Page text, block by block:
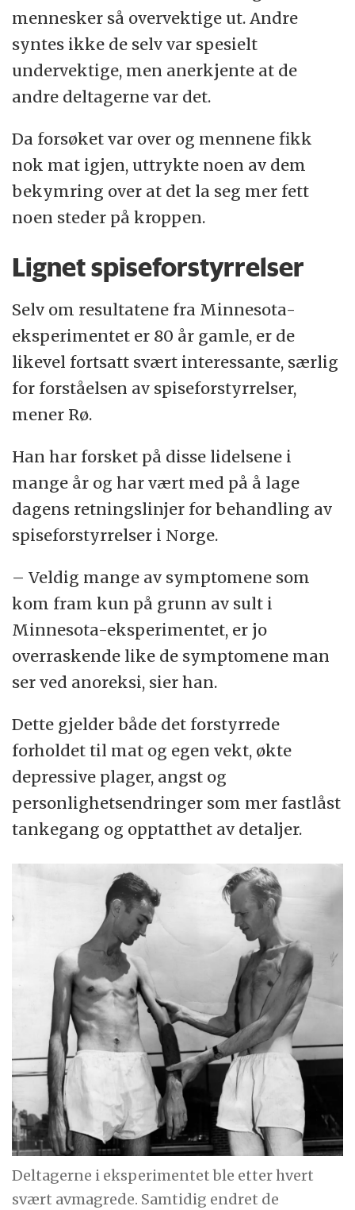
mennesker så overvektige ut. Andre
syntes ikke de selv var spesielt
undervektige, men anerkjente at de
andre deltagerne var det.
Da forsøket var over og mennene fikk
nok mat igjen, uttrykte noen av dem
bekymring over at det la seg mer fett
noen steder på kroppen.
Lignet spiseforstyrrelser
Selv om resultatene fra Minnesota-
eksperimentet er 80 år gamle, er de
likevel fortsatt svært interessante, særlig
for forståelsen av spiseforstyrrelser,
mener Rø.
Han har forsket på disse lidelsene i
mange år og har vært med på å lage
dagens retningslinjer for behandling av
spiseforstyrrelser i Norge.
– Veldig mange av symptomene som
kom fram kun på grunn av sult i
Minnesota-eksperimentet, er jo
overraskende like de symptomene man
ser ved anoreksi, sier han.
Dette gjelder både det forstyrrede
forholdet til mat og egen vekt, økte
depressive plager, angst og
personlighetsendringer som mer fastlåst
tankegang og opptatthet av detaljer.
Deltagerne i eksperimentet ble etter hvert
svært avmagrede. Samtidig endret de